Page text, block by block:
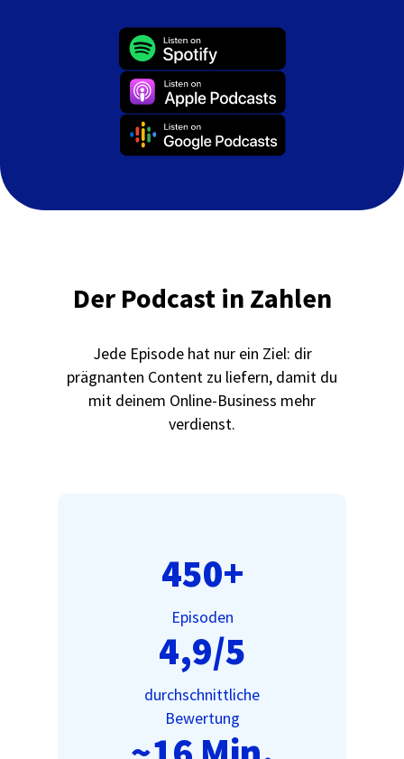
Der Podcast in Zahlen
Jede Episode hat nur ein Ziel: dir
prägnanten Content zu liefern, damit du
mit deinem Online-Business mehr
verdienst.
450+
Episoden
4,9/5
durchschnittliche
Bewertung